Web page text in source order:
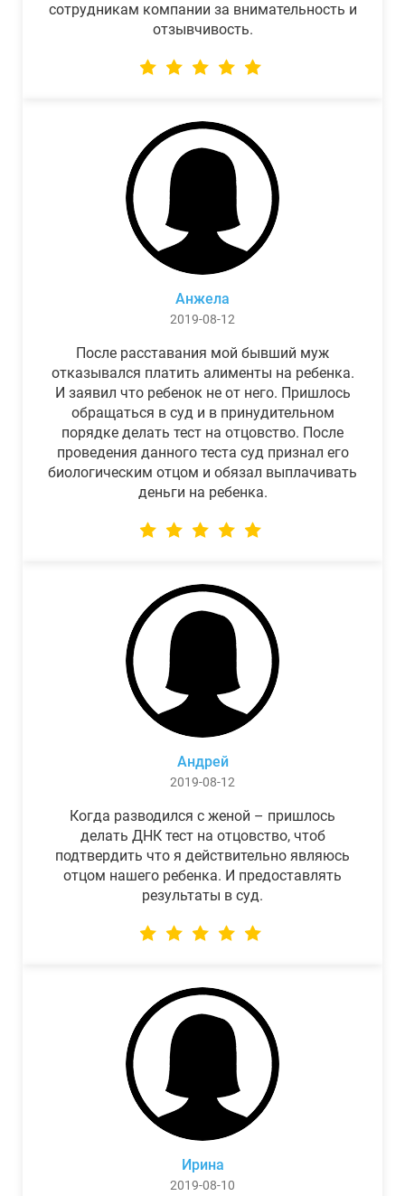
сотрудникам компании за внимательность и
отзывчивость.
Анжела
2019-08-12
После расставания мой бывший муж
отказывался платить алименты на ребенка.
И заявил что ребенок не от него. Пришлось
обращаться в суд и в принудительном
порядке делать тест на отцовство. После
проведения данного теста суд признал его
биологическим отцом и обязал выплачивать
деньги на ребенка.
Андрей
2019-08-12
Когда разводился с женой – пришлось
делать ДНК тест на отцовство, чтоб
подтвердить что я действительно являюсь
отцом нашего ребенка. И предоставлять
результаты в суд.
Ирина
2019-08-10